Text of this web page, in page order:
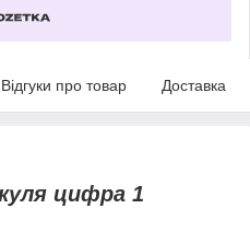
Відгуки про товар Доставка
цифра 1